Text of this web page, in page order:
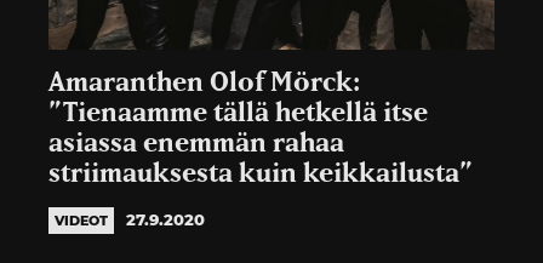
Amaranthen Olof Mörck:
”Tienaamme tällä hetkellä itse
asiassa enemmän rahaa
striimauksesta kuin keikkailusta”
VIDEOT 27.9.2020